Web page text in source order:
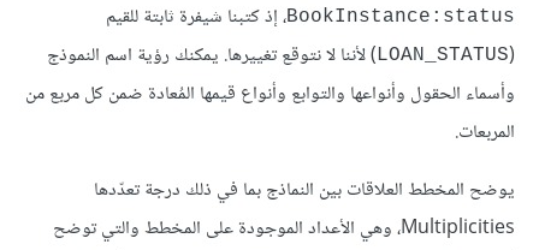
BookInstance:status، إذ كتبنا شيفرة ثابتة للقيم
(
LOAN_STATUS) لأننا لا نتوقع تغييرها. يمكنك رؤية اسم النموذج
وأسماء الحقول وأنواعها والتوابع وأنواع قيمها المُعادة ضمن كل مربع من
المربعات.
يوضح المخطط العلاقات بين النماذج بما في ذلك درجة تعدّدها
Multiplicities، وهي الأعداد الموجودة على المخطط والتي توضح